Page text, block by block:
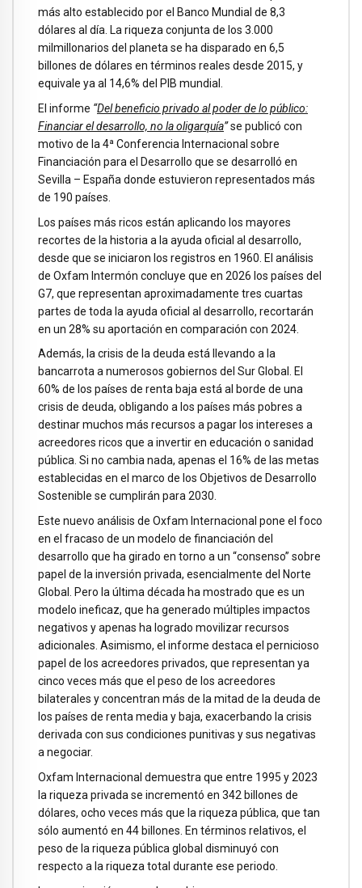
más alto establecido por el Banco Mundial de 8,3
dólares al día. La riqueza conjunta de los 3.000
milmillonarios del planeta se ha disparado en 6,5
billones de dólares en términos reales desde 2015, y
equivale ya al 14,6% del PIB mundial.
El informe “Del beneficio privado al poder de lo público:
Financiar el desarrollo, no la oligarquía”se publicó con
motivo de la 4ª Conferencia Internacional sobre
Financiación para el Desarrollo que se desarrolló en
Sevilla – España donde estuvieron representados más
de 190 países.
Los países más ricos están aplicando los mayores
recortes de la historia a la ayuda oficial al desarrollo,
desde que se iniciaron los registros en 1960. El análisis
de Oxfam Intermón concluye que en 2026 los países del
G7, que representan aproximadamente tres cuartas
partes de toda la ayuda oficial al desarrollo, recortarán
en un 28% su aportación en comparación con 2024.
Además, la crisis de la deuda está llevando a la
bancarrota a numerosos gobiernos del Sur Global. El
60% de los países de renta baja está al borde de una
crisis de deuda, obligando a los países más pobres a
destinar muchos más recursos a pagar los intereses a
acreedores ricos que a invertir en educación o sanidad
pública. Si no cambia nada, apenas el 16% de las metas
establecidas en el marco de los Objetivos de Desarrollo
Sostenible se cumplirán para 2030.
Este nuevo análisis de Oxfam Internacional pone el foco
en el fracaso de un modelo de financiación del
desarrollo que ha girado en torno a un “consenso” sobre
papel de la inversión privada, esencialmente del Norte
Global. Pero la última década ha mostrado que es un
modelo ineficaz, que ha generado múltiples impactos
negativos y apenas ha logrado movilizar recursos
adicionales. Asimismo, el informe destaca el pernicioso
papel de los acreedores privados, que representan ya
cinco veces más que el peso de los acreedores
bilaterales y concentran más de la mitad de la deuda de
los países de renta media y baja, exacerbando la crisis
derivada con sus condiciones punitivas y sus negativas
a negociar.
Oxfam Internacional demuestra que entre 1995 y 2023
la riqueza privada se incrementó en 342 billones de
dólares, ocho veces más que la riqueza pública, que tan
sólo aumentó en 44 billones. En términos relativos, el
peso de la riqueza pública global disminuyó con
respecto a la riqueza total durante ese periodo.